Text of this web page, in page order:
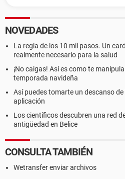
NOVEDADES
La regla de los 10 mil pasos. Un
realmente necesario para la salud
¡No caigas! Así es como te
temporada navideña
Así puedes tomarte un descanso
aplicación
Los científicos descubren una red
antigüedad en Belice
CONSULTA TAMBIÉN
Wetransfer enviar archivos